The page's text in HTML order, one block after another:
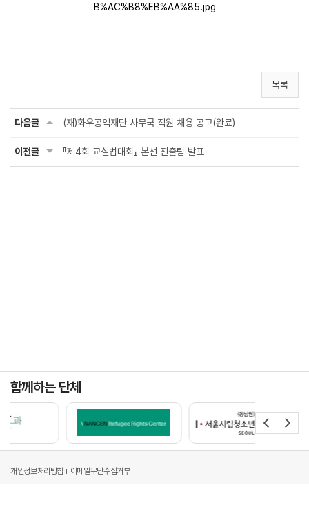
목록
다음글 (재)화우공익재단 사무국 직원 채용 공고(완료)
이전글 『제4회 교실법대회』 본선 진출팀 발표
함께하는 단체
개인정보처리방침 이메일무단수집거부